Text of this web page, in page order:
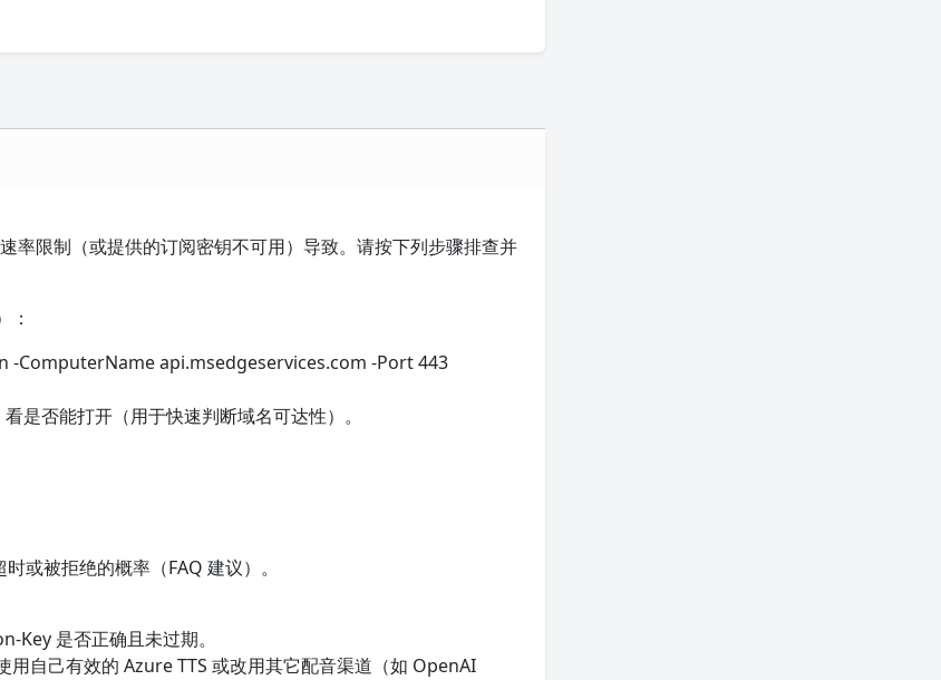
限制（或提供的订阅密钥不可用）导致。请按下列步骤排查并
：
-ComputerName api.msedgeservices.com -Port 443
看是否能打开（用于快速判断域名可达性）。
或被拒绝的概率（FAQ 建议）。
Key 是否正确且未过期。
自己有效的 Azure TTS 或改用其它配音渠道（如 OpenAI